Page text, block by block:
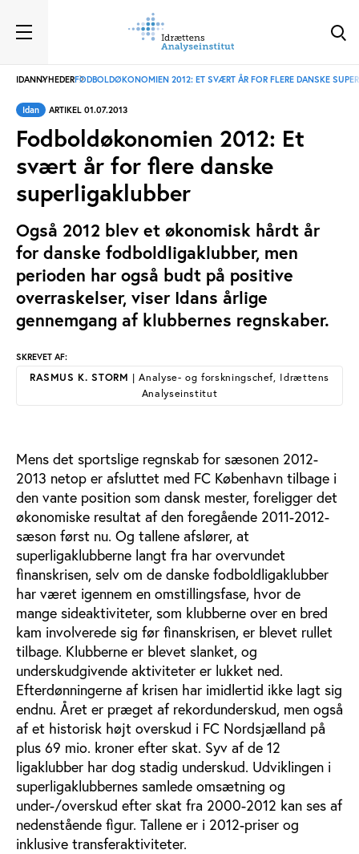
IDANNYHEDERFODBOLDØKONOMIEN 2012: ET SVÆRT ÅR FOR FLERE DANSKE
Idan ARTIKEL 01.07.2013
Fodboldøkonomien 2012: Et
svært år for flere danske
superligaklubber
Også 2012 blev et økonomisk hårdt år
for danske fodboldligaklubber, men
perioden har også budt på positive
overraskelser, viser Idans årlige
gennemgang af klubbernes regnskaber.
SKREVET AF:
RASMUS K. STORM | Analyse- og forskningschef, Idrættens
Analyseinstitut
Mens det sportslige regnskab for sæsonen 2012-
2013 netop er afsluttet med FC København tilbage i
den vante position som dansk mester, foreligger det
økonomiske resultat af den foregående 2011-2012-
sæson først nu. Og tallene afslører, at
superligaklubberne langt fra har overvundet
finanskrisen, selv om de danske fodboldligaklubber
har været igennem en omstillingsfase, hvor de
mange sideaktiviteter, som klubberne over en bred
kam involverede sig før finanskrisen, er blevet rullet
tilbage. Klubberne er blevet slanket, og
underskudgivende aktiviteter er lukket ned.
Efterdønningerne af krisen har imidlertid ikke lagt sig
endnu. Året er præget af rekordunderskud, men også
af et historisk højt overskud i FC Nordsjælland på
plus 69 mio. kroner efter skat. Syv af de 12
ligaklubber har dog stadig underskud. Udviklingen i
superligaklubbernes samlede omsætning og
under-/overskud efter skat fra 2000-2012 kan ses af
nedenstående figur. Tallene er i 2012-priser og
inklusive transferaktiviteter.